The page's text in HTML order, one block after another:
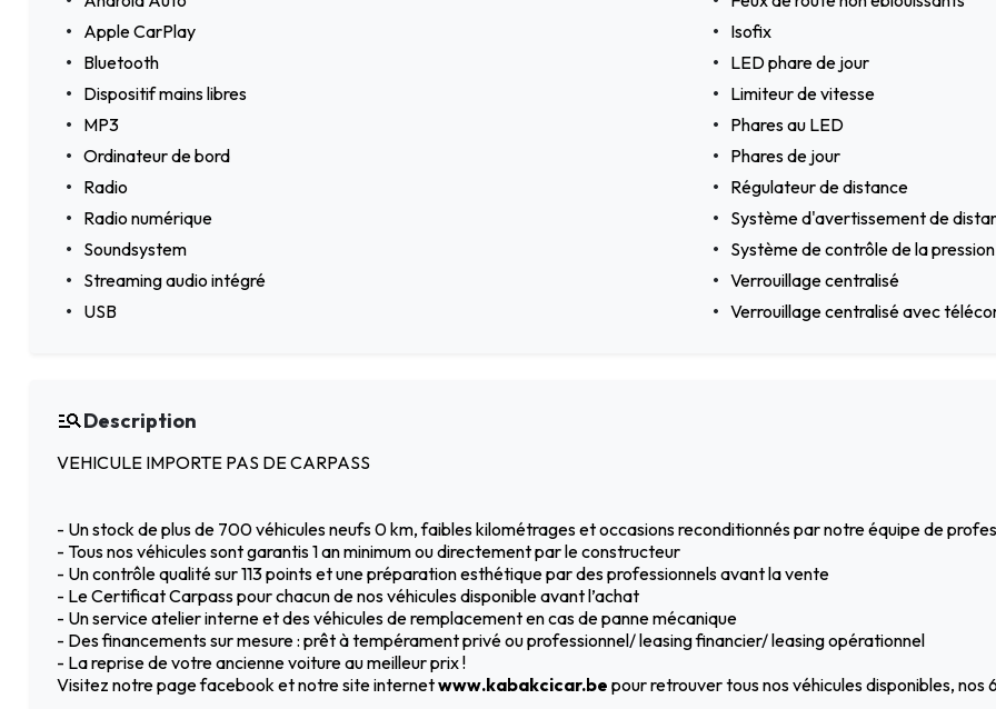
Apple CarPlay
Isofix
Bluetooth
LED phare de jour
Dispositif mains libres
Limiteur de vitesse
MP3
Phares au LED
Ordinateur de bord
Phares de jour
Radio
Régulateur de distance
Radio numérique
Système d'avertissement de
Soundsystem
Système de contrôle de la
Streaming audio intégré
Verrouillage centralisé
USB
Verrouillage centralisé avec
Description
VEHICULE IMPORTE PAS DE CARPASS
- Un stock de plus de 700 véhicules neufs 0 km, faibles kilométrages et occasions reconditionnés par notre équipe de
- Tous nos véhicules sont garantis 1 an minimum ou directement par le constructeur
- Un contrôle qualité sur 113 points et une préparation esthétique par des professionnels avant la vente
- Le Certificat Carpass pour chacun de nos véhicules disponible avant l’achat
- Un service atelier interne et des véhicules de remplacement en cas de panne mécanique
- Des financements sur mesure : prêt à tempérament privé ou professionnel/ leasing financier/ leasing opérationnel
- La reprise de votre ancienne voiture au meilleur prix !
Visitez notre page facebook et notre site internetwww.kabakcicar.be pour retrouver tous nos véhicules disponibles,